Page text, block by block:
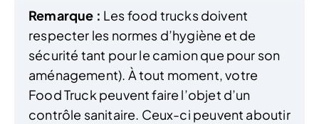
Remarque : Les food trucks doivent
respecter les normes d’hygiène et de
sécurité tant pour le camion que pour son
aménagement). À tout moment, votre
Food Truck peuvent faire l’objet d’un
contrôle sanitaire. Ceux-ci peuvent aboutir